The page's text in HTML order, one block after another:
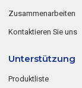
Zusammenarbeiten
Kontaktieren Sie uns
Unterstützung
Produktliste